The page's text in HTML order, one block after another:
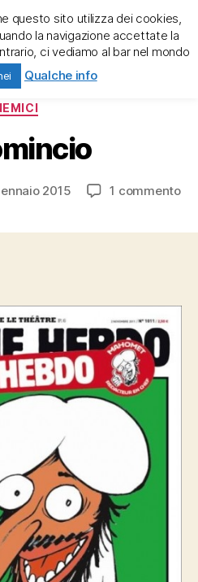
la tregenda
Menu
Categorie
2015 1 commentosu
questo sito utilizza dei cookies,
la navigazione accettate la
ci vediamo al bar nel mondo
Qualche info